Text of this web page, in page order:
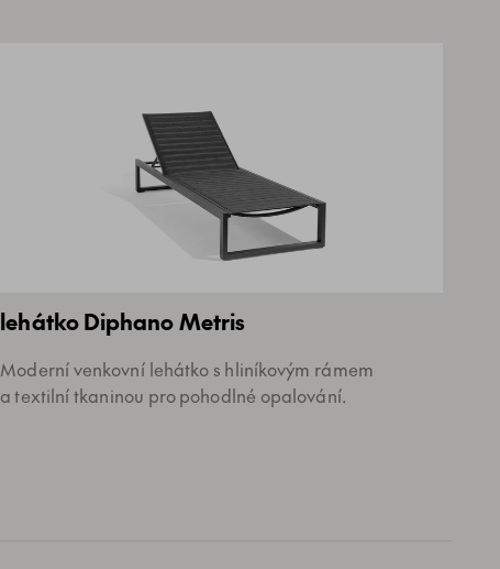
lehátko Diphano Metris
Moderní venkovní lehátko s hliníkovým rámem
a textilní tkaninou pro pohodlné opalování.